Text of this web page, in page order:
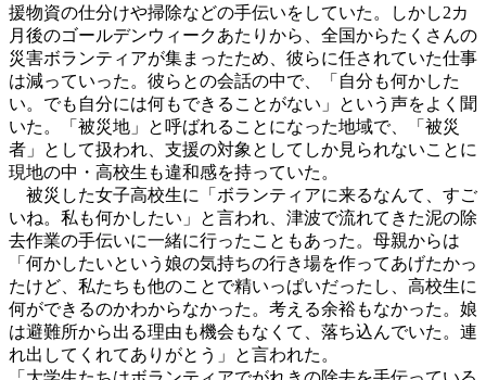
援物資の仕分けや掃除などの手伝いをしていた。しかし2カ
月後のゴールデンウィークあたりから、全国からたくさんの
災害ボランティアが集まったため、彼らに任されていた仕事
は減っていった。彼らとの会話の中で、「自分も何かした
い。でも自分には何もできることがない」という声をよく聞
いた。「被災地」と呼ばれることになった地域で、「被災
者」として扱われ、支援の対象としてしか見られないことに
現地の中・高校生も違和感を持っていた。
被災した女子高校生に「ボランティアに来るなんて、すご
いね。私も何かしたい」と言われ、津波で流れてきた泥の除
去作業の手伝いに一緒に行ったこともあった。母親からは
「何かしたいという娘の気持ちの行き場を作ってあげたかっ
たけど、私たちも他のことで精いっぱいだったし、高校生に
何ができるのかわからなかった。考える余裕もなかった。娘
は避難所から出る理由も機会もなくて、落ち込んでいた。連
れ出してくれてありがとう」と言われた。